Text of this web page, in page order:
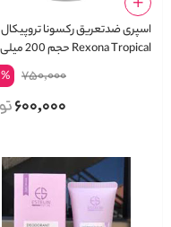
اسپری ضدتعریق رکسونا تروپیکال
Rexona Tropical حجم 200 میلی لیتر
750,000
%
600,000